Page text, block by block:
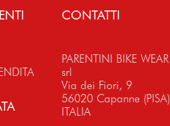
CONTATTI
PARENTINI BIKE WEAR
srl
Via dei Fiori, 9
56020 Capanne (PISA)
ITALIA